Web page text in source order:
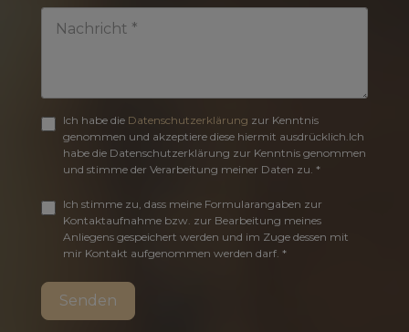
Ich habe die Datenschutzerklärung zur Kenntnis
genommen und akzeptiere diese hiermit ausdrücklich.Ich
habe die Datenschutzerklärung zur Kenntnis genommen
und stimme der Verarbeitung meiner Daten zu. *
Ich stimme zu, dass meine Formularangaben zur
Kontaktaufnahme bzw. zur Bearbeitung meines
Anliegens gespeichert werden und im Zuge dessen mit
mir Kontakt aufgenommen werden darf. *